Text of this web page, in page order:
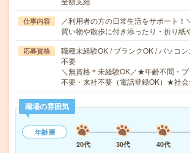
仕事内容
／利用者の方の日常生活をサポート
買い物や散歩に付き添ったり・折り
応募資格
職種未経験OK / ブランクOK / パソコ
不要
＼無資格＊未経験OK／★年齢不問・
不要・来社不要（電話登録OK）★社
職場の雰囲気
年齢層
20代
30代 40代